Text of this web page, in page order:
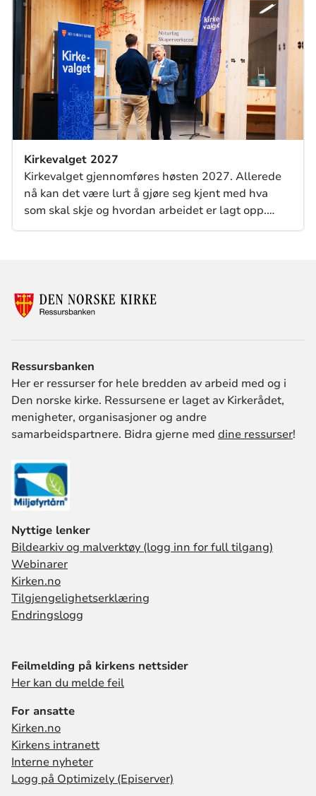
Kirkevalget 2027
Kirkevalget gjennomføres høsten 2027. Allerede
nå kan det være lurt å gjøre seg kjent med hva
som skal skje og hvordan arbeidet er lagt opp.
Denne siden viser deg hvordan du forbereder deg.
Ressursbanken
Her er ressurser for hele bredden av arbeid med og i
Den norske kirke. Ressursene er laget av Kirkerådet,
menigheter, organisasjoner og andre
samarbeidspartnere. Bidra gjerne med dine ressurser!
Nyttige lenker
Bildearkiv og malverktøy (logg inn for full tilgang)
Webinarer
Kirken.no
Tilgjengelighetserklæring
Endringslogg
Feilmelding på kirkens nettsider
Her kan du melde feil
For ansatte
Kirken.no
Kirkens intranett
Interne nyheter
Logg på Optimizely (Episerver)